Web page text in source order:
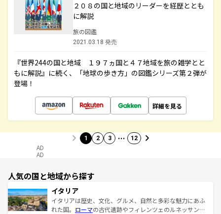
２０８の国と地域のリーダーを経歴ととも
に解説
旅の図鑑
2021.03.18 発売
『世界244の国と地域 １９７ヵ国と４７地域を旅の雑学とと
もに解説』に続く、「地球の歩き方」の図鑑シリーズ第２弾が
登場！
詳細を見る
1 2 3 … 12
AD
AD
人気の国と地域から探す
イタリア
イタリアは歴史、文化、グルメ、自然と多彩な魅力にあふ
れた国。 ローマの古代遺跡やフィレンツェのルネッサンス